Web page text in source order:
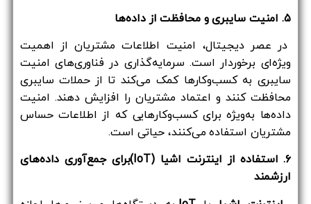
۵. امنیت سایبری و محافظت از داده‌ها
در عصر دیجیتال، امنیت اطلاعات مشتریان از اهمیت
ویژه‌ای برخوردار است. سرمایه‌گذاری در فناوری‌های امنیت
سایبری به کسب‌وکارها کمک می‌کند تا از حملات سایبری
محافظت کنند و اعتماد مشتریان را افزایش دهند. امنیت
داده‌ها به‌ویژه برای کسب‌وکارهایی که از اطلاعات حساس
مشتریان استفاده می‌کنند، حیاتی است.
۶. استفاده از اینترنت اشیا (IoT)برای جمع‌آوری داده‌های
ارزشمند